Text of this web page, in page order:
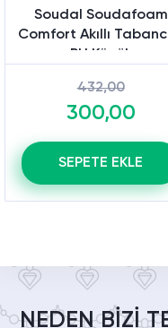
Soudal Soudafoam
Comfort Akıllı
PU Köpük
432,00
300,00
SEPETE EKLE
NEDEN BİZİ